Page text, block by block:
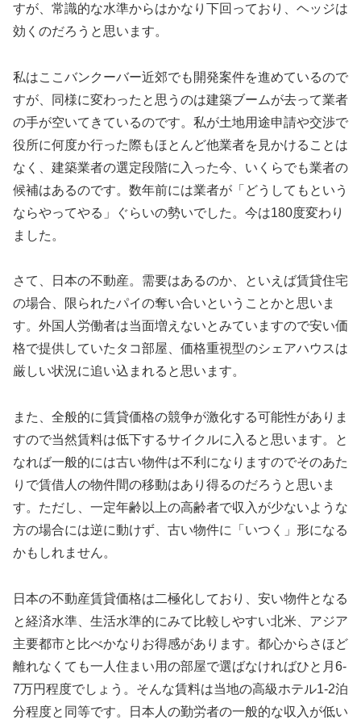
すが、常識的な水準からはかなり下回っており、ヘッジは
効くのだろうと思います。
私はここバンクーバー近郊でも開発案件を進めているので
すが、同様に変わったと思うのは建築ブームが去って業者
の手が空いてきているのです。私が土地用途申請や交渉で
役所に何度か行った際もほとんど他業者を見かけることは
なく、建築業者の選定段階に入った今、いくらでも業者の
候補はあるのです。数年前には業者が「どうしてもという
ならやってやる」ぐらいの勢いでした。今は180度変わり
ました。
さて、日本の不動産。需要はあるのか、といえば賃貸住宅
の場合、限られたパイの奪い合いということかと思いま
す。外国人労働者は当面増えないとみていますので安い価
格で提供していたタコ部屋、価格重視型のシェアハウスは
厳しい状況に追い込まれると思います。
また、全般的に賃貸価格の競争が激化する可能性がありま
すので当然賃料は低下するサイクルに入ると思います。と
なれば一般的には古い物件は不利になりますのでそのあた
りで賃借人の物件間の移動はあり得るのだろうと思いま
す。ただし、一定年齢以上の高齢者で収入が少ないような
方の場合には逆に動けず、古い物件に「いつく」形になる
かもしれません。
日本の不動産賃貸価格は二極化しており、安い物件となる
と経済水準、生活水準的にみて比較しやすい北米、アジア
主要都市と比べかなりお得感があります。都心からさほど
離れなくても一人住まい用の部屋で選ばなければひと月6-
7万円程度でしょう。そんな賃料は当地の高級ホテル1-2泊
分程度と同等です。日本人の勤労者の一般的な収入が低い